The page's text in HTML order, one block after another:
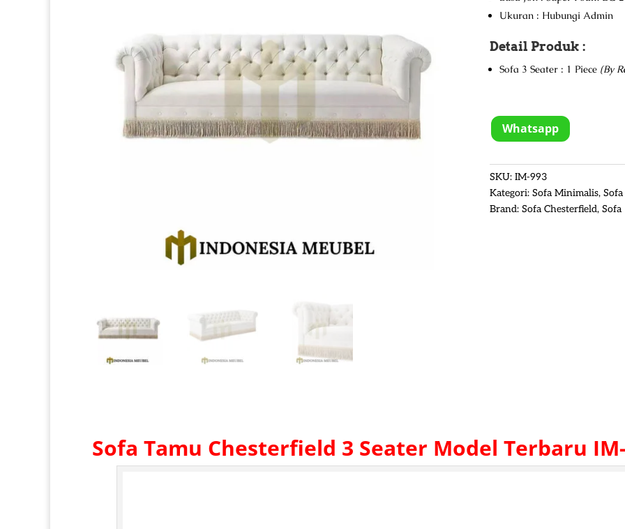
Ukuran : Hubungi Admin
Detail Produk :
Sofa 3 Seater : 1 Piece (By
Whatsapp
SKU: IM-993
Kategori: Sofa Minimalis,
Brand: Sofa Chesterfield, Sofa
Sofa Tamu Chesterfield 3 Seater Model Terbaru